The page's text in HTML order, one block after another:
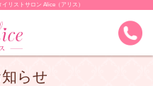
リストサロン Alice（アリス）
らせ